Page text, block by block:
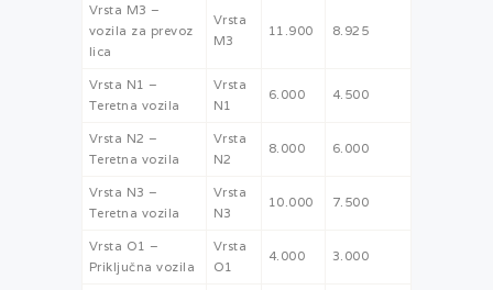
Vrsta M3 –
vozila za prevoz
lica
Vrsta
M3
11.900 8.925
Vrsta N1 –
Teretna vozila
Vrsta
N1
6.000 4.500
Vrsta N2 –
Teretna vozila
Vrsta
N2
8.000 6.000
Vrsta N3 –
Teretna vozila
Vrsta
N3
10.000 7.500
Vrsta O1 –
Priključna vozila
Vrsta
O1
4.000 3.000